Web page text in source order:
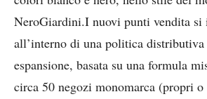
NeroGiardini.I nuovi punti vendita si
all’interno di una politica
espansione, basata su una formula
circa 50 negozi monomarca (propri